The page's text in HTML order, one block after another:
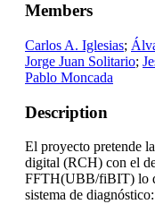
Members
Carlos A. Iglesias;
Jorge Juan Solitario;
Pablo Moncada
Description
El proyecto pretende
digital (RCH) con el
FFTH(UBB/fiBIT) lo
sistema de diagnóstico: